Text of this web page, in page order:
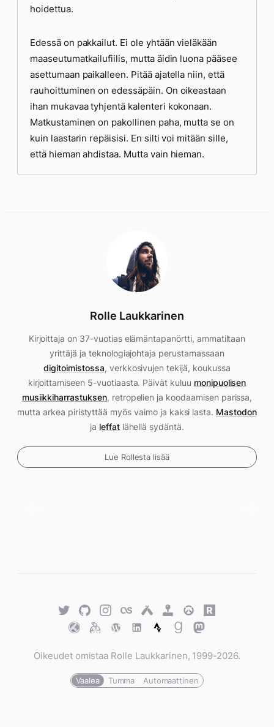
hoidettua.
Edessä on pakkailut. Ei ole yhtään vieläkään
maaseutumatkailufiilis, mutta äidin luona pääsee
asettumaan paikalleen. Pitää ajatella niin, että
rauhoittuminen on edessäpäin. On oikeastaan
ihan mukavaa tyhjentä kalenteri kokonaan.
Matkustaminen on pakollinen paha, mutta se on
kuin laastarin repäisisi. En silti voi mitään sille,
että hieman ahdistaa. Mutta vain hieman.
Rolle Laukkarinen
Kirjoittaja on 37-vuotias elämäntapanörtti, ammatiltaan
yrittäjä ja teknologiajohtaja perustamassaan
digitoimistossa, verkkosivujen tekijä, koukussa
kirjoittamiseen 5-vuotiaasta. Päivät kuluu monipuolisen
musiikkiharrastuksen, retropelien ja koodaamisen parissa,
mutta arkea piristyttää myös vaimo ja kaksi lasta. Mastodon
ja leffatlähellä sydäntä.
Lue Rollesta lisää
TwitterGitHubTwitterLast.fmUntappd
Retro
Achievements
Overwatch
Rawg.io
TraktKeybaseWordPress
WordPress
StravaGoodreads
Mastodon
Oikeudet omistaa Rolle Laukkarinen, 1999-2026.
Vaalea Tumma Automaattinen